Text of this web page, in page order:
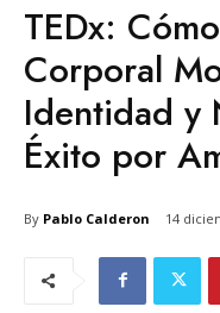
TEDx:
Corporal
Identidad y
Éxito por
By Pablo Calderon 14